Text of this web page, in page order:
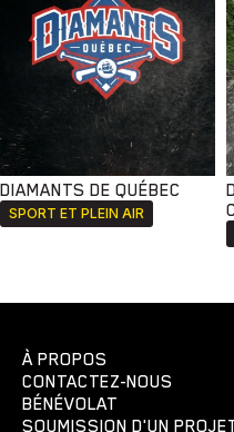
DIAMANTS DE QUÉBEC
SPORT ET PLEIN AIR
À PROPOS
CONTACTEZ-NOUS
BÉNÉVOLAT
SOUMISSION D'UN